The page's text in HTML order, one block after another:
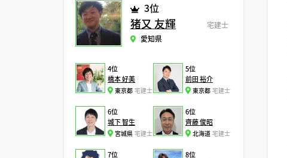
3位
猪又 友輝
宅建士
愛知県
4位
橋本 好美
宅建士
東京都
5位
前田 裕介
宅建士
東京都
6位
城下 智生
宅建士
宮城県
6位
齊藤 俊昭
宅建士
北海道
7位
8位